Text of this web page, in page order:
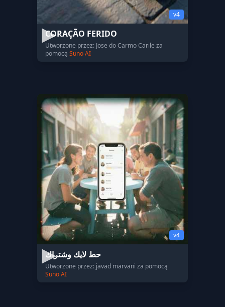
v4
CORAÇÃO FERIDO
Utworzone przez: Jose do Carmo Carile za
pomocą Suno AI
v4
حط لايك وشتراك
Utworzone przez: javad marvani za pomocą
Suno AI